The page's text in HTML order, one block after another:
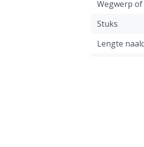
Wegwerp
Stuks
Lengte